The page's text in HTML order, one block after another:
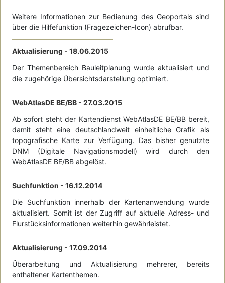
Weitere Informationen zur Bedienung des Geoportals sind
über die Hilfefunktion (Fragezeichen-Icon) abrufbar.
Aktualisierung - 18.06.2015
Der Themenbereich Bauleitplanung wurde aktualisiert und
die zugehörige Übersichtsdarstellung optimiert.
WebAtlasDE BE/BB - 27.03.2015
Ab sofort steht der Kartendienst WebAtlasDE BE/BB bereit,
damit steht eine deutschlandweit einheitliche Grafik als
topografische Karte zur Verfügung. Das bisher genutzte
DNM (Digitale Navigationsmodell) wird durch den
WebAtlasDE BE/BB abgelöst.
Suchfunktion - 16.12.2014
Die Suchfunktion innerhalb der Kartenanwendung wurde
aktualisiert. Somit ist der Zugriff auf aktuelle Adress- und
Flurstücksinformationen weiterhin gewährleistet.
Aktualisierung - 17.09.2014
Überarbeitung und Aktualisierung mehrerer, bereits
enthaltener Kartenthemen.